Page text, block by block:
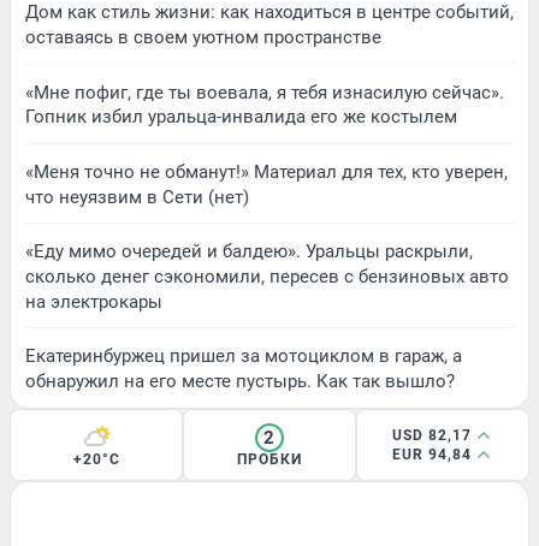
Дом как стиль жизни: как находиться в центре событий,
оставаясь в своем уютном пространстве
«Мне пофиг, где ты воевала, я тебя изнасилую сейчас».
Гопник избил уральца-инвалида его же костылем
«Меня точно не обманут!» Материал для тех, кто уверен,
что неуязвим в Сети (нет)
«Еду мимо очередей и балдею». Уральцы раскрыли,
сколько денег сэкономили, пересев с бензиновых авто
на электрокары
Екатеринбуржец пришел за мотоциклом в гараж, а
обнаружил на его месте пустырь. Как так вышло?
+20°C
2
ПРОБКИ
USD 82,17
EUR 94,84